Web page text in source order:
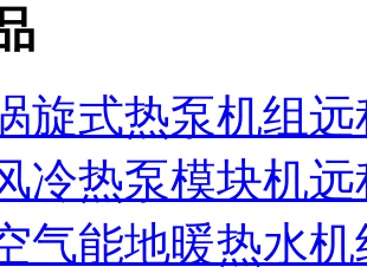
旋式热泵机组
冷热泵模块机
气能地暖热水